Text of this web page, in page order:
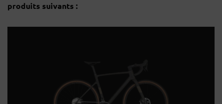
produits suivants :